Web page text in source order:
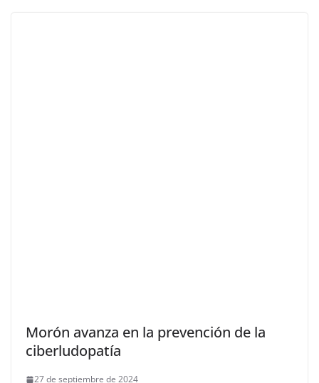
Morón avanza en la prevención de la
ciberludopatía
27 de septiembre de 2024